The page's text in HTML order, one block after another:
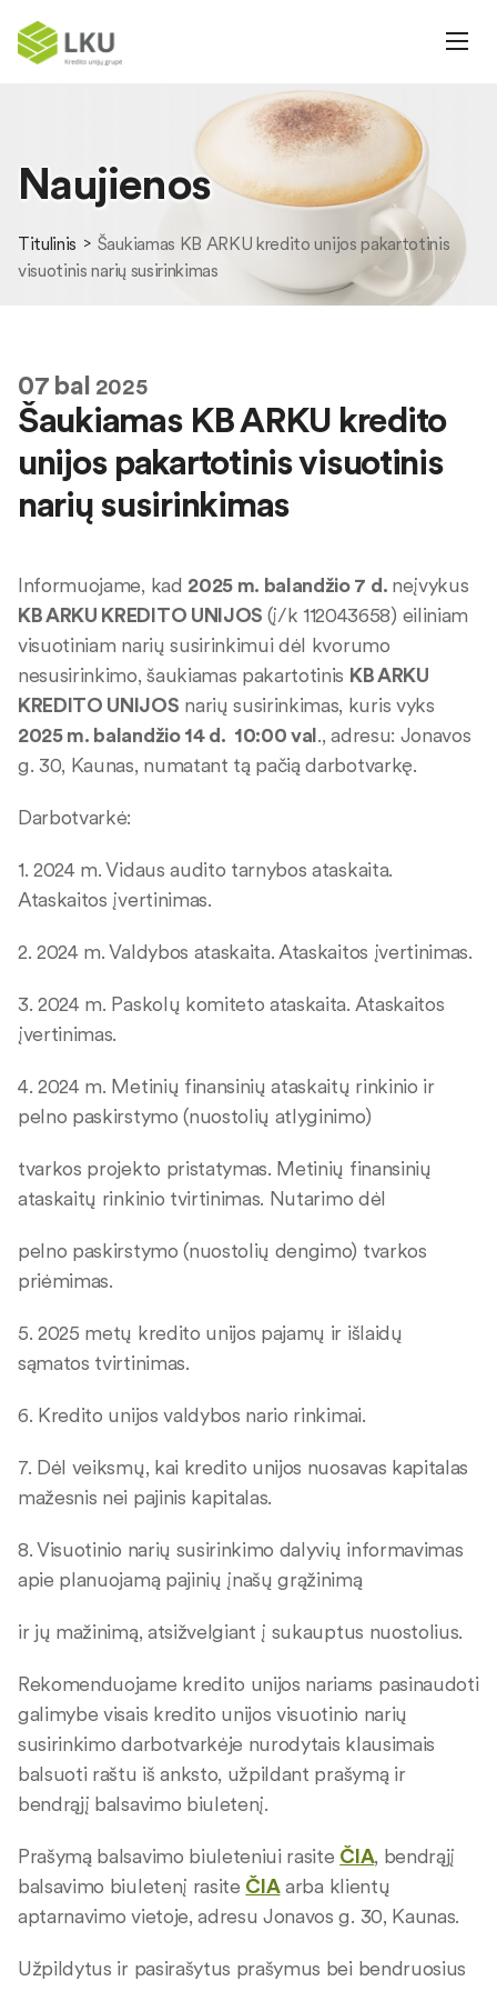
Naujienos
Titulinis
Šaukiamas KB ARKU kredito unijos pakartotinis
visuotinis narių susirinkimas
07bal 2025
Šaukiamas KB ARKU kredito
unijos pakartotinis visuotinis
narių susirinkimas
Informuojame, kad 2025 m. balandžio 7 d. neįvykus
KB ARKU KREDITO UNIJOS (į/k 112043658) eiliniam
visuotiniam narių susirinkimui dėl kvorumo
nesusirinkimo, šaukiamas pakartotinis KB ARKU
KREDITO UNIJOS narių susirinkimas, kuris vyks
2025 m. balandžio 14 d. 10:00 val., adresu: Jonavos
g. 30, Kaunas, numatant tą pačią darbotvarkę.
Darbotvarkė:
1. 2024 m. Vidaus audito tarnybos ataskaita.
Ataskaitos įvertinimas.
2. 2024 m. Valdybos ataskaita. Ataskaitos įvertinimas.
3. 2024 m. Paskolų komiteto ataskaita. Ataskaitos
įvertinimas.
4. 2024 m. Metinių finansinių ataskaitų rinkinio ir
pelno paskirstymo (nuostolių atlyginimo)
tvarkos projekto pristatymas. Metinių finansinių
ataskaitų rinkinio tvirtinimas. Nutarimo dėl
pelno paskirstymo (nuostolių dengimo) tvarkos
priėmimas.
5. 2025 metų kredito unijos pajamų ir išlaidų
sąmatos tvirtinimas.
6. Kredito unijos valdybos nario rinkimai.
7. Dėl veiksmų, kai kredito unijos nuosavas kapitalas
mažesnis nei pajinis kapitalas.
8. Visuotinio narių susirinkimo dalyvių informavimas
apie planuojamą pajinių įnašų grąžinimą
ir jų mažinimą, atsižvelgiant į sukauptus nuostolius.
Rekomenduojame kredito unijos nariams pasinaudoti
galimybe visais kredito unijos visuotinio narių
susirinkimo darbotvarkėje nurodytais klausimais
balsuoti raštu iš anksto, užpildant prašymą ir
bendrąjį balsavimo biuletenį.
Prašymą balsavimo biuleteniui rasite ČIA, bendrąjį
balsavimo biuletenį rasite ČIAarba klientų
aptarnavimo vietoje, adresu Jonavos g. 30, Kaunas.
Užpildytus ir pasirašytus prašymus bei bendruosius